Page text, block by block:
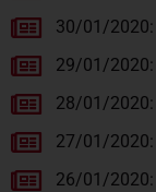
30/01/2020:
29/01/2020:
28/01/2020:
27/01/2020:
26/01/2020: